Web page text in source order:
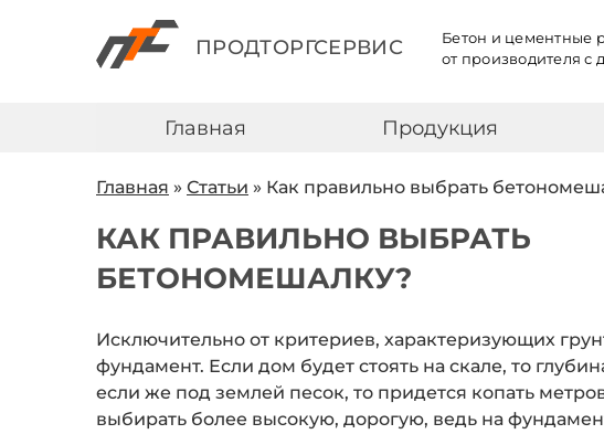
ПРОДТОРГСЕРВИС
Бетон и цементные
от производителя с
Главная Продукция
Главная » Статьи » Как правильно выбрать
КАК ПРАВИЛЬНО ВЫБРАТЬ
БЕТОНОМЕШАЛКУ?
Исключительно от критериев, характеризующих
фундамент. Если дом будет стоять на скале, то
если же под землей песок, то придется копать
выбирать более высокую, дорогую, ведь на